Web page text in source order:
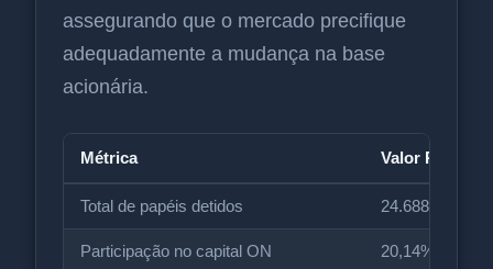
assegurando que o mercado precifique
adequadamente a mudança na base
acionária.
Métrica Valor
Total de papéis detidos 24.688.507
Participação no capital ON 20,14%